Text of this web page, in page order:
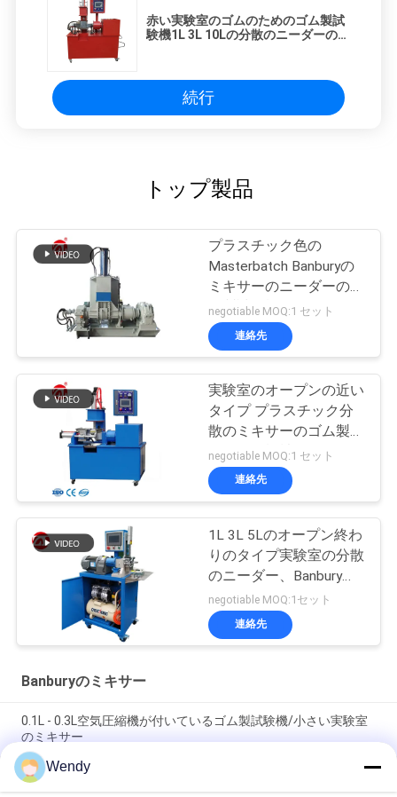
赤い実験室のゴムのためのゴム製試
験機1L 3L 10Lの分散のニーダーのミ
続行
トップ製品
プラスチック色の
Masterbatch Banburyの
ミキサーのニーダーのゴ
ム製試験機
negotiable MOQ:1 セット
連絡先
実験室のオープンの近い
タイプ プラスチック分
散のミキサーのゴム製
ニーダー機械
negotiable MOQ:1 セット
連絡先
1L 3L 5Lのオープン終わ
りのタイプ実験室の分散
のニーダー、Banburyの
ミキサー
negotiable MOQ:1セット
連絡先
Banburyのミキサー
0.1L - 0.3L空気圧縮機が付いているゴム製試験機/小さい実験室
のミキサー
環境Banburyの有効な1L実験室の分散のニーダー/ミキサー-友
好的
Wendy